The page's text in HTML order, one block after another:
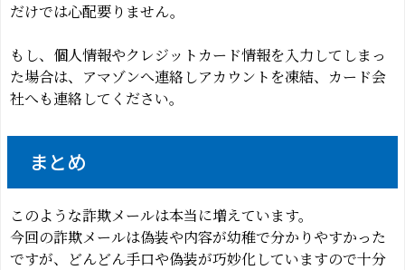
だけでは心配要りません。
もし、個人情報やクレジットカード情報を入力してしまっ
た場合は、アマゾンへ連絡しアカウントを凍結、カード会
社へも連絡してください。
まとめ
このような詐欺メールは本当に増えています。
今回の詐欺メールは偽装や内容が幼稚で分かりやすかった
ですが、どんどん手口や偽装が巧妙化していますので十分